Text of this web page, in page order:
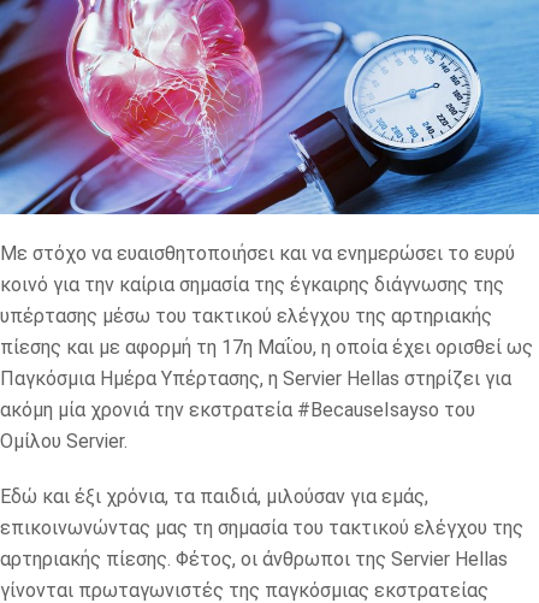
Με στόχο να ευαισθητοποιήσει και να ενημερώσει το ευρύ
κοινό για την καίρια σημασία της έγκαιρης διάγνωσης της
υπέρτασης μέσω του τακτικού ελέγχου της αρτηριακής
πίεσης και με αφορμή τη 17η Μαΐου, η οποία έχει ορισθεί ως
Παγκόσμια Ημέρα Υπέρτασης, η Servier Hellas στηρίζει για
ακόμη μία χρονιά την εκστρατεία #BecauseIsayso του
Ομίλου Servier.
Εδώ και έξι χρόνια, τα παιδιά, μιλούσαν για εμάς,
επικοινωνώντας μας τη σημασία του τακτικού ελέγχου της
αρτηριακής πίεσης. Φέτος, οι άνθρωποι της Servier Hellas
γίνονται πρωταγωνιστές της παγκόσμιας εκστρατείας